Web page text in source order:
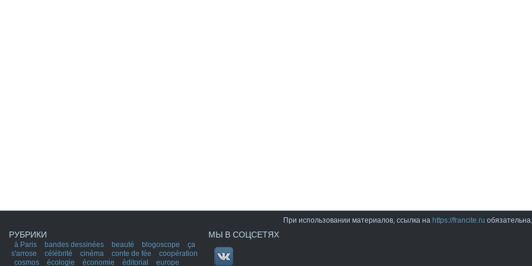
При использовании материалов, ссылка на https://francite.ru обязательна.
РУБРИКИ
à Paris bandes dessinées beauté blogoscope
ça
s'arrose
célébrité cinéma conte de fée
coopération
cosmos
écologie économie éditorial europe
МЫ В СОЦСЕТЯХ